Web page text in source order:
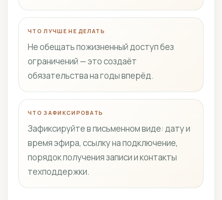
ЧТО ЛУЧШЕ НЕ ДЕЛАТЬ
Не обещать пожизненный доступ без
ограничений — это создаёт
обязательства на годы вперёд.
ЧТО ЗАФИКСИРОВАТЬ
Зафиксируйте в письменном виде: дату и
время эфира, ссылку на подключение,
порядок получения записи и контакты
техподдержки.